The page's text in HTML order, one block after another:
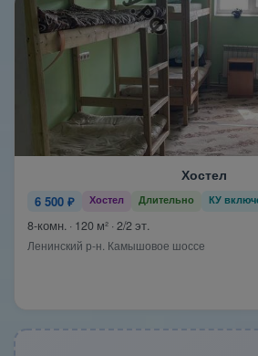
Хостел
6 500 ₽ Хостел Длительно КУ
8-комн. · 120 м² · 2/2 эт.
Ленинский р-н. Камышовое шоссе